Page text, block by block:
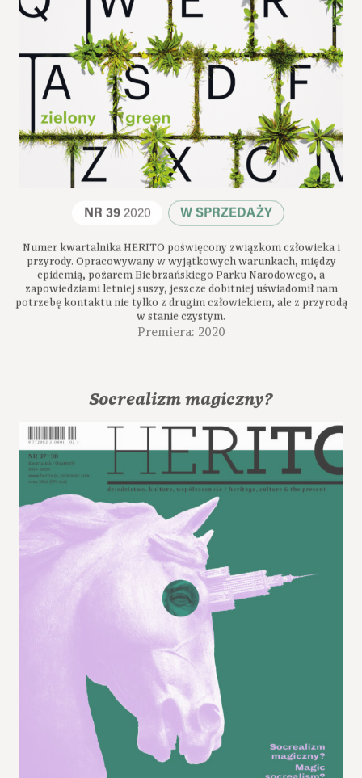
NR 392020 W SPRZEDAŻY
Numer kwartalnika HERITO poświęcony związkom człowieka i
przyrody. Opracowywany w wyjątkowych warunkach, między
epidemią, pożarem Biebrzańskiego Parku Narodowego, a
zapowiedziami letniej suszy, jeszcze dobitniej uświadomił nam
potrzebę kontaktu nie tylko z drugim człowiekiem, ale z przyrodą
w stanie czystym.
Premiera: 2020
Socrealizm magiczny?